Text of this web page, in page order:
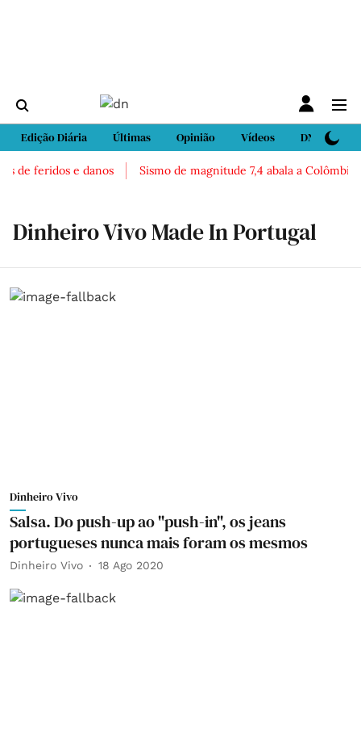
Edição Diária Últimas Opinião Vídeos DN Sport
de feridos e danos Sismo de magnitude 7,4 abala a Colômbia.
Dinheiro Vivo Made In Portugal
Dinheiro Vivo
Salsa. Do push-up ao "push-in", os jeans
portugueses nunca mais foram os mesmos
Dinheiro Vivo 18 Ago 2020